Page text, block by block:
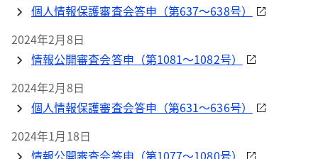
個人情報保護審査会答申（第637～638号）
2024年2月8日
情報公開審査会答申（第1081～1082号）
2024年2月8日
個人情報保護審査会答申（第631～636号）
2024年1月18日
情報公開審査会答申（第1077～1080号）